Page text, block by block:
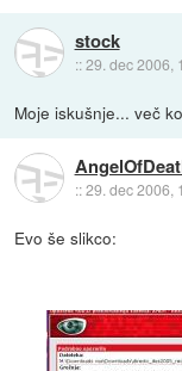
stock
::29. dec 2006,
Moje iskušnje... več
::29. dec 2006,
Evo še slikco: